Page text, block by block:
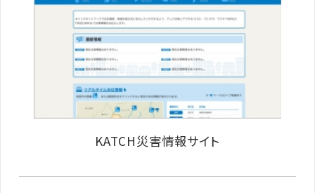
KATCH災害情報サイト